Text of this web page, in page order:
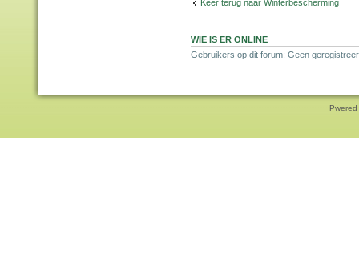
Keer terug naar Winterbescherming
WIE IS ER ONLINE
Gebruikers op dit forum: Geen